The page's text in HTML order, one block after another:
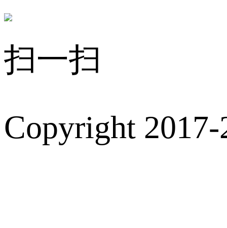
扫一扫
Copyright